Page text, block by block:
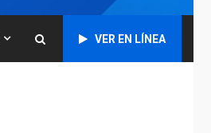
VER EN LÍNEA
Colombia